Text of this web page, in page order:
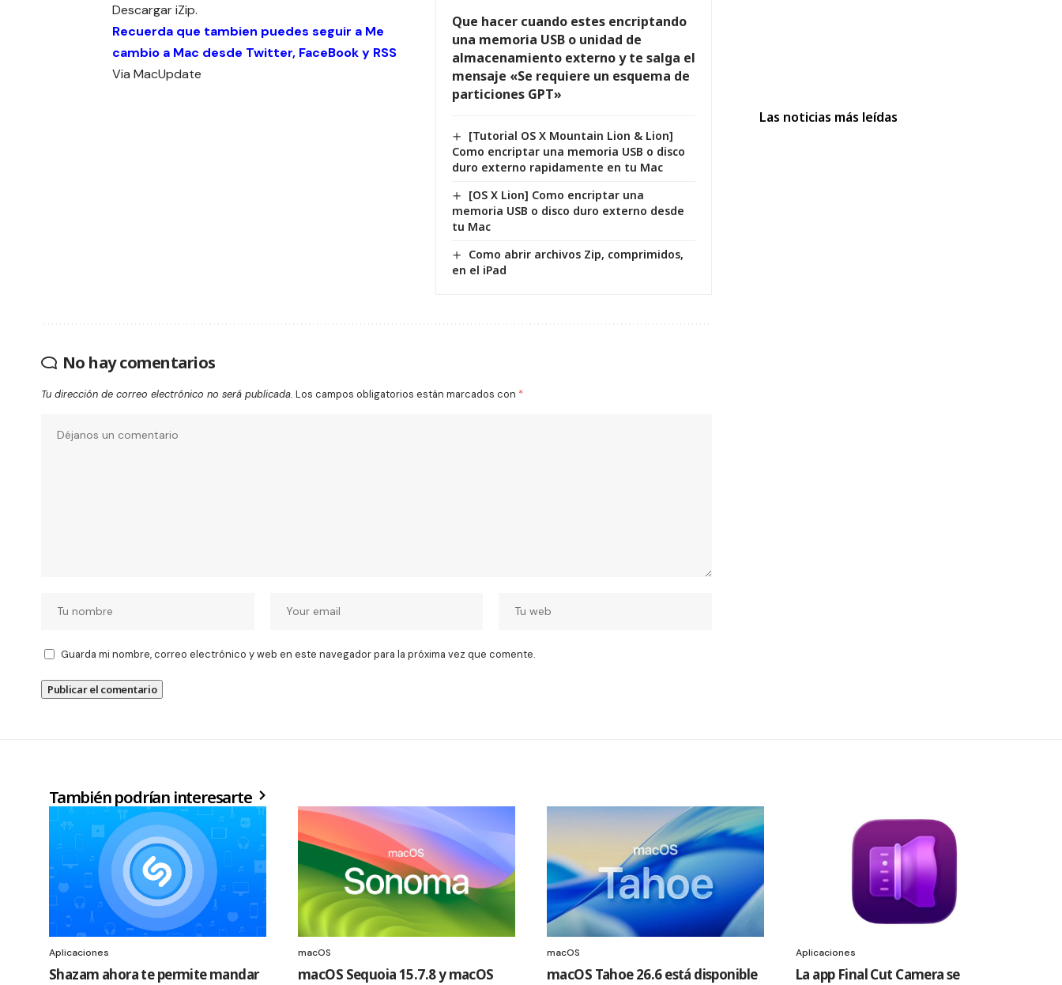
Que hacer cuando estes encriptando
una memoria USB o unidad de
almacenamiento externo y te salga el
mensaje «Se requiere un esquema de
particiones GPT»
[Tutorial OS X Mountain Lion & Lion]
Como encriptar una memoria USB o disco
duro externo rapidamente en tu Mac
[OS X Lion] Como encriptar una
memoria USB o disco duro externo desde
tu Mac
Como abrir archivos Zip, comprimidos,
en el iPad
DescargariZip.
Recuerda que tambien puedes seguir a Me
cambio a Mac desde Twitter, FaceBooky RSS
Via MacUpdate
No hay comentarios
Tu dirección de correo electrónico no será publicada. Los campos obligatorios están marcados con *
Guarda mi nombre, correo electrónico y web en este navegador para la próxima vez que comente.
Las noticias más leídas
También podrían interesarte
Aplicaciones
Shazam ahora te permite mandar
macOS
macOS Sequoia 15.7.8 y macOS
macOS
macOS Tahoe 26.6 está disponible
Aplicaciones
La app Final Cut Camera se